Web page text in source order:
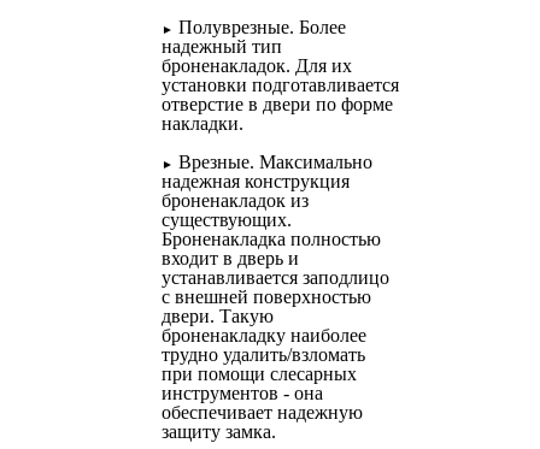
► Полуврезные. Более
надежный тип
броненакладок. Для их
установки подготавливается
отверстие в двери по форме
накладки.
► Врезные. Максимально
надежная конструкция
броненакладок из
существующих.
Броненакладка полностью
входит в дверь и
устанавливается заподлицо
с внешней поверхностью
двери. Такую
броненакладку наиболее
трудно удалить/взломать
при помощи слесарных
инструментов - она
обеспечивает надежную
защиту замка.